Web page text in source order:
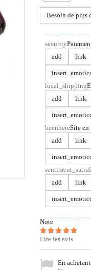
Besoin de plus
security
add
link
local_shipping
add
link
beenhereSite en
add
link
add
link
Note
Lire les avis
En